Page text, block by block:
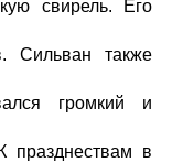
свирель. Его
Сильван также
громкий и
празднествам в